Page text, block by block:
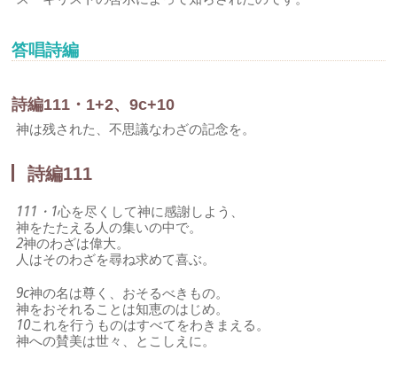
答唱詩編
詩編111・1+2、9c+10
神は残された、不思議なわざの記念を。
詩編111
111・1心を尽くして神に感謝しよう、
神をたたえる人の集いの中で。
2神のわざは偉大。
人はそのわざを尋ね求めて喜ぶ。
9c神の名は尊く、おそるべきもの。
神をおそれることは知恵のはじめ。
10これを行うものはすべてをわきまえる。
神への賛美は世々、とこしえに。